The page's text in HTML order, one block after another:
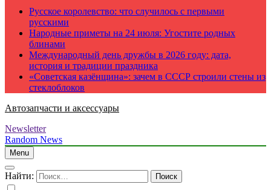
Русское королевство: что случилось с первыми
русскими
Народные приметы на 24 июля: Угостите родных
блинами
Международный день дружбы в 2026 году: дата,
история и традиции праздника
«Советская казёнщина»: зачем в СССР строили стены из
стеклоблоков
Автозапчасти и аксессуары
Newsletter
Random News
Menu
Найти: